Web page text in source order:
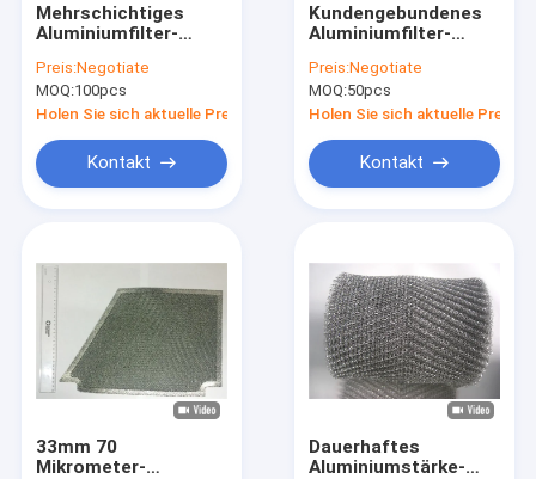
Mehrschichtiges
Aluminiumfilter-
drückte
Bienenwaben-
Belüftungsöffnungs-
Silber-Farbe
zusammen
Preis:Negotiate
MOQ:100pcs
Holen Sie sich aktuelle Preis
Kontakt
Kundengebundenes
Aluminiumfilter-
Metallrahmen
Soem/ODM für
Heizung
Preis:Negotiate
MOQ:50pcs
Holen Sie sich aktuelle Preis
Kontakt
33mm 70
Mikrometer-
Dauerhaftes
Aluminiumstärke-